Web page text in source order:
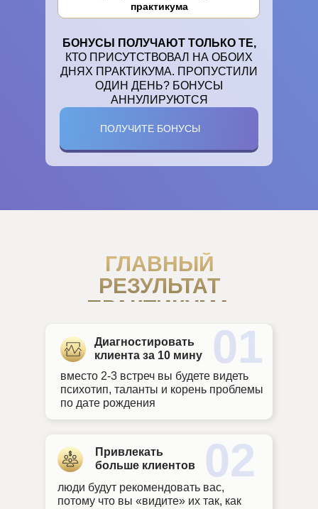
ПОЛУЧИТЕ БОНУСЫ
БОНУСЫ ПОЛУЧАЮТ ТОЛЬКО ТЕ,
КТО ПРИСУТСТВОВАЛ НА ОБОИХ
ДНЯХ ПРАКТИКУМА. ПРОПУСТИЛИ
ОДИН ДЕНЬ? БОНУСЫ
АННУЛИРУЮТСЯ
практикума
ГЛАВНЫЙ
РЕЗУЛЬТАТ
ПРАКТИКУМА
Диагностировать
клиента за 10 мину
вместо 2-3 встреч вы будете видеть
психотип, таланты и корень проблемы
по дате рождения
Привлекать
больше клиентов
люди будут рекомендовать вас,
потому что вы «видите» их так, как
01
02